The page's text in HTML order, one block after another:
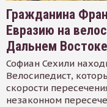
Гражданина
Евразию на
Дальнем Востоке
Софиан Сехили
Велосипедист,
скорости
незаконном